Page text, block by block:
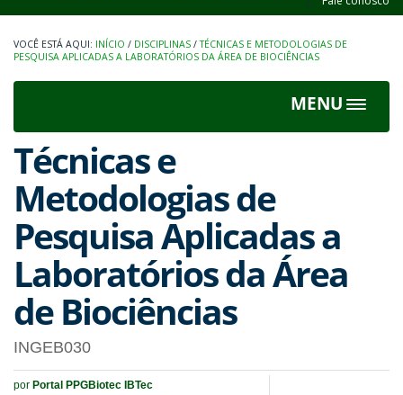
INÍCIO / DISCIPLINAS / TÉCNICAS E METODOLOGIAS DE
PESQUISA APLICADAS A LABORATÓRIOS DA ÁREA DE BIOCIÊNCIAS
MENU
Toggle
Técnicas e
Metodologias de
Pesquisa Aplicadas a
Laboratórios da Área
de Biociências
INGEB030
por Portal PPGBiotec IBTec